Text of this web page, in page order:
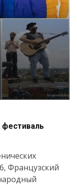
Искать
Французский